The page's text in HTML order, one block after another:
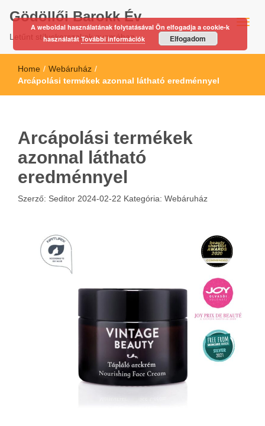
Gödöllői Barokk Év
Letűnt stíluskorszakok nyomában…
Home / Webáruház /
Arcápolási termékek azonnal látható eredménnyel
Arcápolási termékek
azonnal látható
eredménnyel
Szerző: Seditor 2024-02-22 Kategória: Webáruház
A weboldal használatának folytatásával Ön elfogadja a cookie-k
használatátTovábbi információk Elfogadom